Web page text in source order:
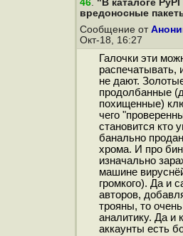
46. "В каталоге
вредоносные
Сообщение от
Окт-18, 16:27
Галочки эти
распечатывать,
не дают.
продолбанные
похищенные)
чего
становится кто
банально
хрома. И про
изначально
машине
громкого). Да и
авторов,
трояны, то
аналитику. Да и
аккаунты есть